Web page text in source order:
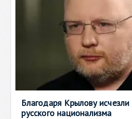
Благодаря Крылову
русского национализма